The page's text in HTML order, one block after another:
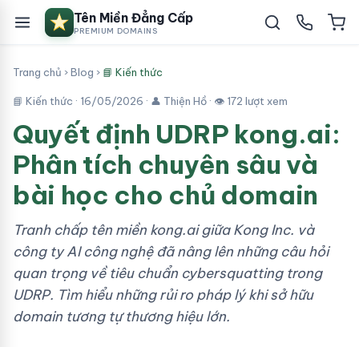
Tên Miền Đẳng Cấp
PREMIUM DOMAINS
Trang chủ ›Blog › 📘 Kiến thức
📘 Kiến thức · 16/05/2026 · 👤 Thiện Hồ · 👁 172 lượt xem
Quyết định UDRP kong.ai:
Phân tích chuyên sâu và
bài học cho chủ domain
Tranh chấp tên miền kong.ai giữa Kong Inc. và
công ty AI công nghệ đã nâng lên những câu hỏi
quan trọng về tiêu chuẩn cybersquatting trong
UDRP. Tìm hiểu những rủi ro pháp lý khi sở hữu
domain tương tự thương hiệu lớn.